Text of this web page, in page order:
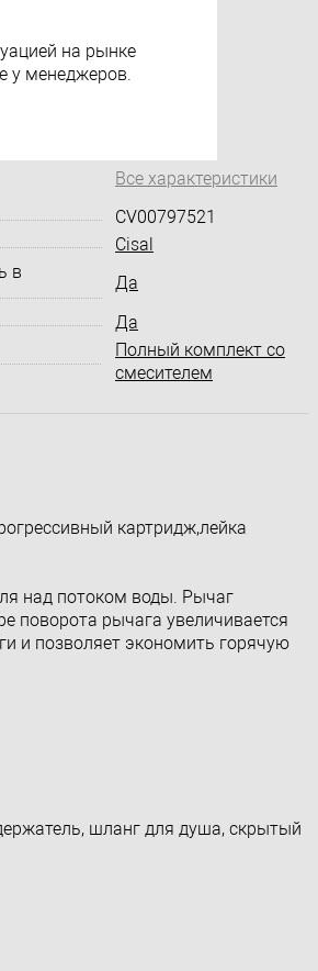
Все характеристики
CV00797521
Cisal
в
Да
Да
Полный комплект со
смесителем
картридж,лейка
над потоком воды. Рычаг
поворота рычага увеличивается
и позволяет экономить горячую
шланг для душа, скрытый
на рынке
у менеджеров.